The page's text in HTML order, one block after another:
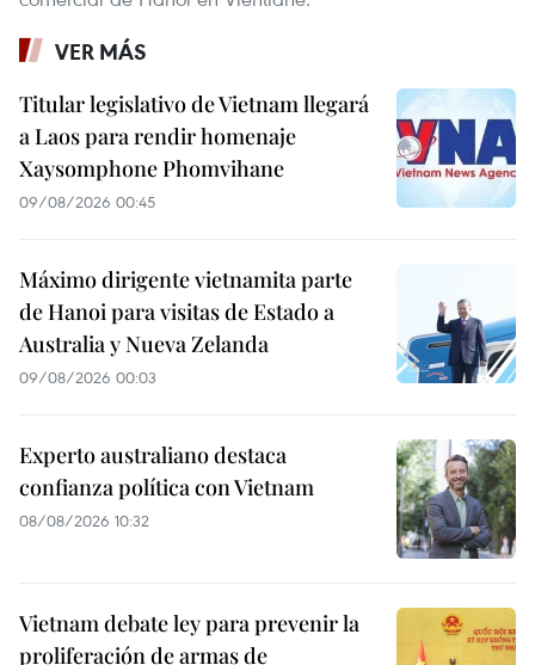
VER MÁS
Titular legislativo de Vietnam llegará
a Laos para rendir homenaje
Xaysomphone Phomvihane
09/08/2026 00:45
Máximo dirigente vietnamita parte
de Hanoi para visitas de Estado a
Australia y Nueva Zelanda
09/08/2026 00:03
Experto australiano destaca
confianza política con Vietnam
08/08/2026 10:32
Vietnam debate ley para prevenir la
proliferación de armas de